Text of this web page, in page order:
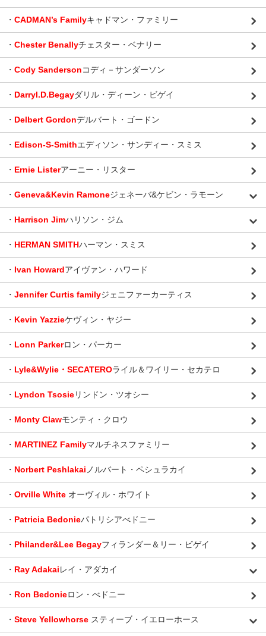
・ CADMAN’s Familyキャドマン・ファミリー
・ Chester Benallyチェスター・ベナリー
・ Cody Sandersonコディ－サンダーソン
・ Darryl.D.Begayダリル・ディーン・ビゲイ
・ Delbert Gordonデルバート・ゴードン
・ Edison-S-Smithエディソン・サンディー・スミス
・ Ernie Listerアーニー・リスター
・ Geneva&Kevin Ramoneジェネーバ&ケビン・ラモーン
・ Harrison Jimハリソン・ジム
・ HERMAN SMITHハーマン・スミス
・ Ivan Howardアイヴァン・ハワード
・ Jennifer Curtis familyジェニファーカーティス
・ Kevin Yazzieケヴィン・ヤジー
・ Lonn Parkerロン・パーカー
・ Lyle&Wylie・SECATEROライル＆ワイリー・セカテロ
・ Lyndon Tsosieリンドン・ツオシー
・ Monty Clawモンティ・クロウ
・ MARTINEZ Familyマルチネスファミリー
・ Norbert Peshlakai ノルバート・ペシュラカイ
・ Orville White オーヴィル・ホワイト
・ Patricia Bedonieパトリシアべドニー
・ Philander&Lee Begayフィランダー＆リー・ビゲイ
・ Ray Adakaiレイ・アダカイ
・ Ron Bedonieロン・べドニー
・ Steve Yellowhorse スティーブ・イエローホース